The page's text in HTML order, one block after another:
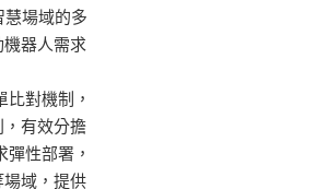
場域的多
器人需求
對機制，
有效分擔
性部署，
域，提供